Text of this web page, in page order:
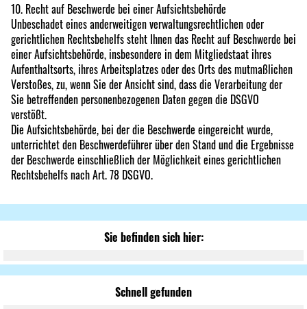
10. Recht auf Beschwerde bei einer Aufsichtsbehörde
Unbeschadet eines anderweitigen verwaltungsrechtlichen oder
gerichtlichen Rechtsbehelfs steht Ihnen das Recht auf Beschwerde bei
einer Aufsichtsbehörde, insbesondere in dem Mitgliedstaat ihres
Aufenthaltsorts, ihres Arbeitsplatzes oder des Orts des mutmaßlichen
Verstoßes, zu, wenn Sie der Ansicht sind, dass die Verarbeitung der
Sie betreffenden personenbezogenen Daten gegen die DSGVO
verstößt.
Die Aufsichtsbehörde, bei der die Beschwerde eingereicht wurde,
unterrichtet den Beschwerdeführer über den Stand und die Ergebnisse
der Beschwerde einschließlich der Möglichkeit eines gerichtlichen
Rechtsbehelfs nach Art. 78 DSGVO.
Sie befinden sich hier:
Schnell gefunden